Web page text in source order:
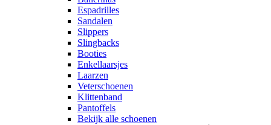
Espadrilles
Sandalen
Slippers
Slingbacks
Booties
Enkellaarsjes
Laarzen
Veterschoenen
Klittenband
Pantoffels
Bekijk alle schoenen